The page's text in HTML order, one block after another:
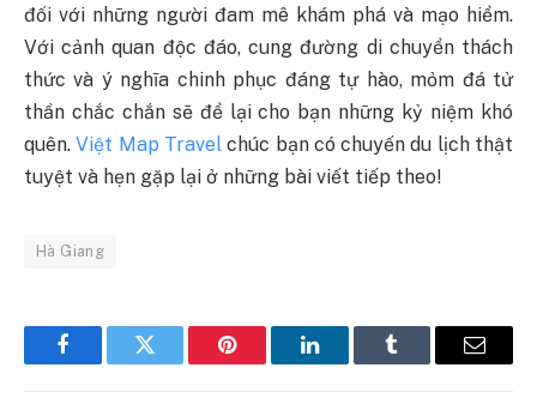
đối với những người đam mê khám phá và mạo hiểm.
Với cảnh quan độc đáo, cung đường di chuyển thách
thức và ý nghĩa chinh phục đáng tự hào, mỏm đá tử
thần chắc chắn sẽ để lại cho bạn những kỷ niệm khó
quên.Việt Map Travelchúc bạn có chuyến du lịch thật
tuyệt và hẹn gặp lại ở những bài viết tiếp theo!
Hà Giang
FacebookTwitter Pinterest LinkedInTumblr Email